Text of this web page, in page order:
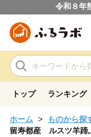
令和８年
トップ ランキング
ホーム ものから探
留寿都産 ルスツ羊蹄